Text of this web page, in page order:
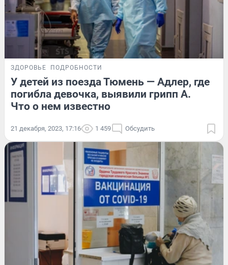
ЗДОРОВЬЕ ПОДРОБНОСТИ
У детей из поезда Тюмень — Адлер, где
погибла девочка, выявили грипп А.
Что о нем известно
21 декабря, 2023, 17:16 1 459 Обсудить